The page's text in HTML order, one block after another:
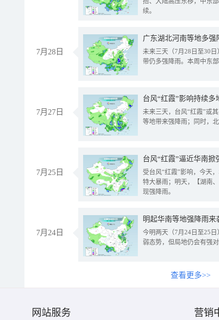
续。
7月28日
广东湖北河南等地多
未来三天（7月28日至30
带仍多强降雨。本周中东
7月27日
台风“红霞”影响持续
未来三天，台风“红霞”或
等地带来强降雨；同时，
7月25日
台风“红霞”逼近华南
受台风“红霞”影响，今天
特大暴雨；明天，【湖南
现强降雨。
7月24日
明起华南等地强降雨
今明两天（7月24日至25
弱态势，但局地仍会有强
查看更多>>
网站服务 营销